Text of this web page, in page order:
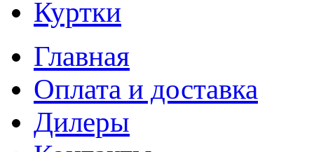
Куртки
Главная
Оплата и доставка
Дилеры